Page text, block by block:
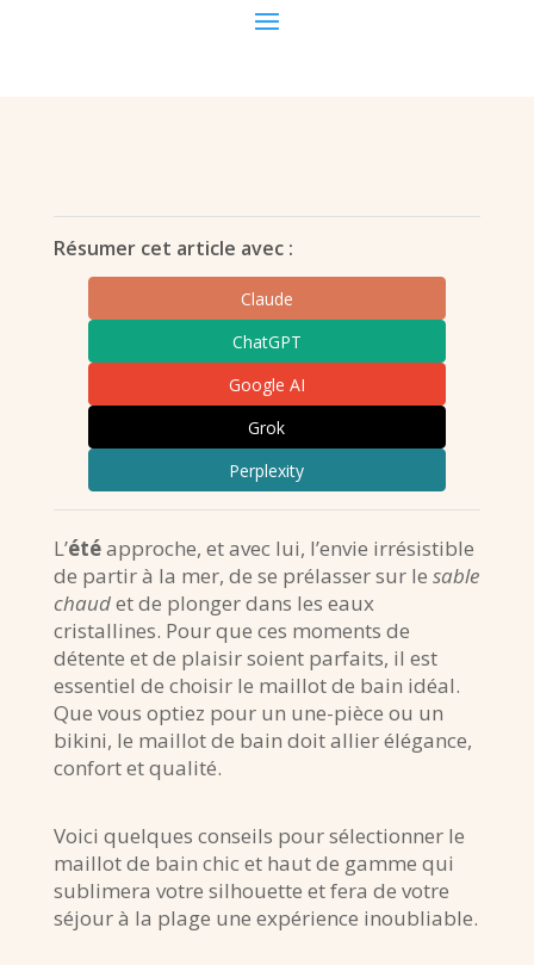
Résumer cet article avec :
Claude
ChatGPT
Google AI
Grok
Perplexity
L’étéapproche, et avec lui, l’envie irrésistible
de partir à la mer, de se prélasser sur le sable
chaudet de plonger dans les eaux
cristallines. Pour que ces moments de
détente et de plaisir soient parfaits, il est
essentiel de choisir le maillot de bain idéal.
Que vous optiez pour un une-pièce ou un
bikini, le maillot de bain doit allier élégance,
confort et qualité.
Voici quelques conseils pour sélectionner le
maillot de bain chic et haut de gamme qui
sublimera votre silhouette et fera de votre
séjour à la plage une expérience inoubliable.